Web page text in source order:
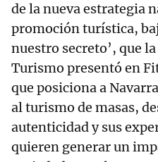
de la nueva estrategia
promoción turística,
nuestro secreto’, que
Turismo presentó en
que posiciona a
al turismo de masas,
autenticidad y sus
quieren generar un